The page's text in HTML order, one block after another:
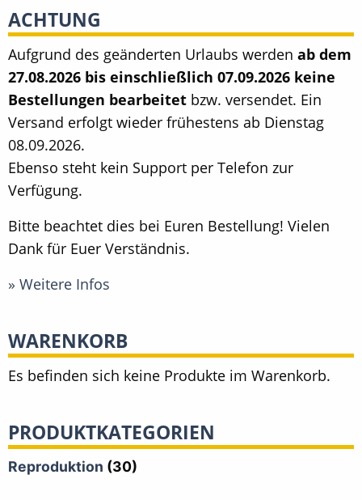
ACHTUNG
Aufgrund des geänderten Urlaubs werden ab dem
27.08.2026 bis einschließlich 07.09.2026 keine
Bestellungen bearbeitet bzw. versendet. Ein
Versand erfolgt wieder frühestens ab Dienstag
08.09.2026.
Ebenso steht kein Support per Telefon zur
Verfügung.
Bitte beachtet dies bei Euren Bestellung! Vielen
Dank für Euer Verständnis.
» Weitere Infos
WARENKORB
Es befinden sich keine Produkte im Warenkorb.
PRODUKTKATEGORIEN
Reproduktion (30)